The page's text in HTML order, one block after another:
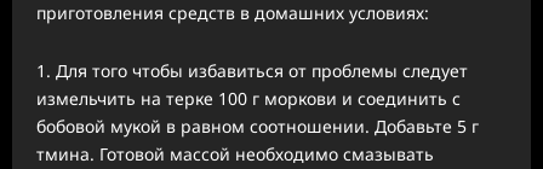
приготовления средств в домашних условиях:
Для того чтобы избавиться от проблемы следует
измельчить на терке 100 г моркови и соединить с
бобовой мукой в равном соотношении. Добавьте 5 г
тмина. Готовой массой необходимо смазывать